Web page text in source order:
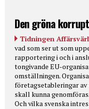
Den gröna
Tidningen
vad som ser ut som
rapportering i och i
tongivande EU-
omställningen.
företagsetableringar
skall kunna
Och vilka svenska